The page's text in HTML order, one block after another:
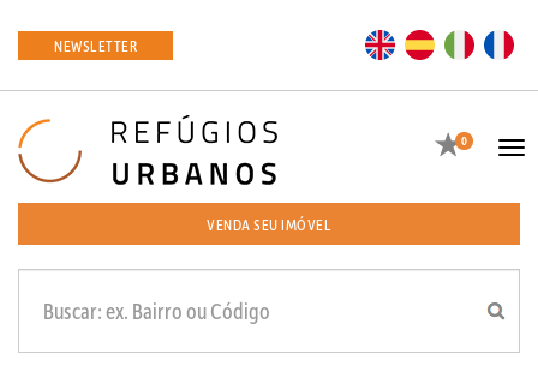
NEWSLETTER EN ES
Favoritos
0
VENDA SEU IMÓVEL